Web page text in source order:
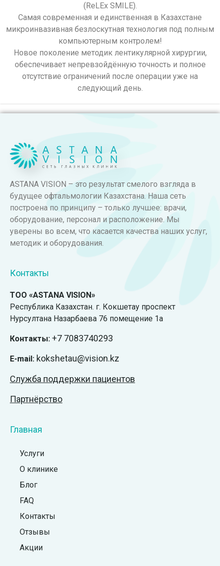
(ReLEx SMILE).
Самая современная и единственная в Казахстане
микроинвазивная безлоскутная технология под полным
компьютерным контролем!
Новое поколение методик лентикулярной хирургии,
обеспечивает непревзойдённую точность и полное
отсутствие ограничений после операции уже на
следующий день.
ASTANA VISION – это результат смелого взгляда в
будущее офтальмологии Казахстана. Наша сеть
построена по принципу – только лучшее: врачи,
оборудование, персонал и расположение. Мы
уверены во всем, что касается качества наших услуг,
методик и оборудования.
Контакты
ТОО «ASTANA VISION»
Республика Казахстан. г. Кокшетау проспект
Нурсултана Назарбаева 76 помещение 1а
Контакты: +7 7083740293
E-mail: kokshetau@vision.kz
Служба поддержки пациентов
Партнёрство
Главная
Услуги
О клинике
Блог
FAQ
Контакты
Отзывы
Акции